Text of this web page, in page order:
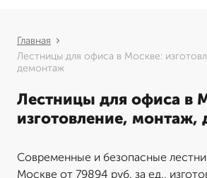
Главная
Лестницы для офиса в Москве:
демонтаж
Лестницы для офиса в
изготовление, монтаж,
Современные и безопасные
Москве от 79894 руб. за ед.,